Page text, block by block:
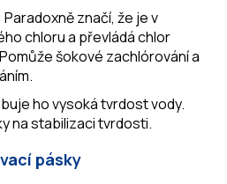
značí, že je v
chloru a převládá chlor
šokové zachlórování a
ho vysoká tvrdost vody.
na stabilizaci tvrdosti.
pásky